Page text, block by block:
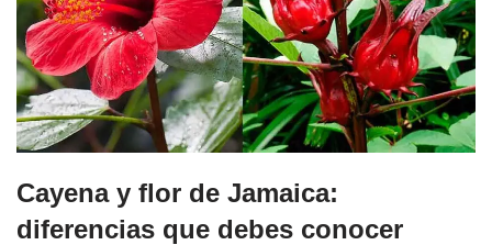
Cayena y flor de Jamaica:
diferencias que debes conocer